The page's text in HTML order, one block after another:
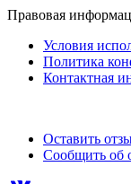
Правовая
Условия
Политика
Контактная
Оставить
Сообщить об